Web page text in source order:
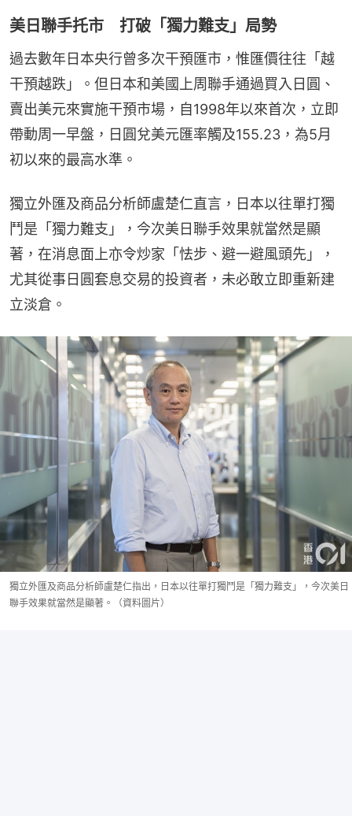
美日聯手托市 打破「獨力難支」局勢
過去數年日本央行曾多次干預匯市，惟匯價往往「越
干預越跌」。但日本和美國上周聯手通過買入日圓、
賣出美元來實施干預市場，自1998年以來首次，立即
帶動周一早盤，日圓兌美元匯率觸及155.23，為5月
初以來的最高水準。
獨立外匯及商品分析師盧楚仁直言，日本以往單打獨
鬥是「獨力難支」，今次美日聯手效果就當然是顯
著，在消息面上亦令炒家「怯步、避一避風頭先」，
尤其從事日圓套息交易的投資者，未必敢立即重新建
立淡倉。
獨立外匯及商品分析師盧楚仁指出，日本以往單打獨鬥是「獨力難支」，今次美日
聯手效果就當然是顯著。（資料圖片）